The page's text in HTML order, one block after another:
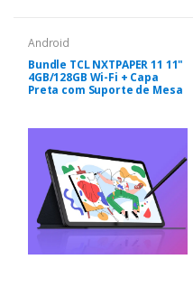
Android
Bundle TCL NXTPAPER 11 11"
4GB/128GB Wi-Fi + Capa
Preta com Suporte de Mesa